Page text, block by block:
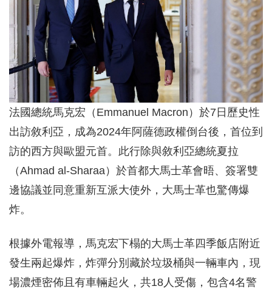
法國總統馬克宏（Emmanuel Macron）於7日歷史性
出訪敘利亞，成為2024年阿薩德政權倒台後，首位到
訪的西方與歐盟元首。此行除與敘利亞總統夏拉
（Ahmad al-Sharaa）於首都大馬士革會晤、簽署雙
邊協議並同意重新互派大使外，大馬士革也驚傳爆
炸。
根據外電報導，馬克宏下榻的大馬士革四季飯店附近
發生兩起爆炸，炸彈分別藏於垃圾桶與一輛車內，現
場濃煙密佈且有車輛起火，共18人受傷，包含4名警